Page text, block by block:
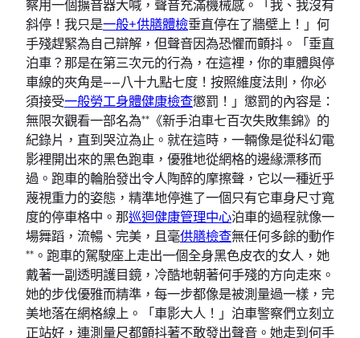
察用一個擴音器大喊，聲音充滿機械感。「我、我沒有
斜停！我只是一般+供膳體檢垂直停在了牆壁上！」何
手殘趕緊為自己辯解，但聲音因為恐懼而顫抖。「垂直
泊車？那是在第三次元的行為，在這裡，你的車體與停
車線的夾角是——八十九點七度！按照維度法則，你必
須接受一般勞工身體健康檢查懲罰！」懲罰的內容是：
無限次觀看一部名為**《新手泊車七百次失敗集錦》的
紀錄片，直到哭泣為止。就在這時，一輛像是從科幻電
影裡開出來的黑色跑車，優雅地從網格的邊緣漂移而
過。跑車的輪胎發出令人陶醉的摩擦聲，它以一種近乎
蔑視重力的姿態，精準地停進了一個只有它車身尺寸寬
度的停車格中。那巡迴健康管理中心泊車的過程就像一
場舞蹈，流暢、完美，且毫供膳檢查無任何多餘的動作
**。跑車的駕駛座上走出一個全身黑色皮衣的女人，她
戴著一副透明護目鏡，冷酷地朝著何手殘的方向走來。
她的步伐優雅而精準，每一步都像是被測量過一樣，完
美地落在網格線上。「車影大人！」泊車警察們立刻立
正站好，連測量尺都顫抖著不敢發出聲音。她走到何手